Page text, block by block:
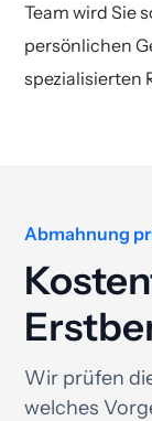
Team wird Sie
persönlichen
spezialisierten
Abmahnung
Wir prüfen
welches